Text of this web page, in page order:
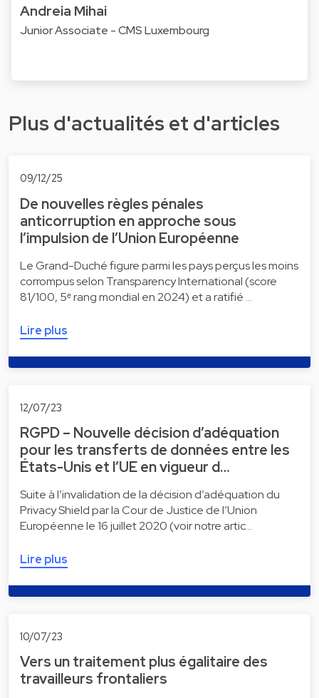
Andreia Mihai
Junior Associate - CMS Luxembourg
Plus d'actualités et d'articles
09/12/25
De nouvelles règles pénales
anticorruption en approche sous
l’impulsion de l’Union Européenne
Le Grand-Duché figure parmi les pays perçus les moins
corrompus selon Transparency International (score
81/100, 5ᵉ rang mondial en 2024) et a ratifié …
Lire plus
12/07/23
RGPD – Nouvelle décision d’adéquation
pour les transferts de données entre les
États-Unis et l’UE en vigueur d…
Suite à l’invalidation de la décision d’adéquation du
Privacy Shield par la Cour de Justice de l’Union
Européenne le 16 juillet 2020 (voir notre artic…
Lire plus
10/07/23
Vers un traitement plus égalitaire des
travailleurs frontaliers